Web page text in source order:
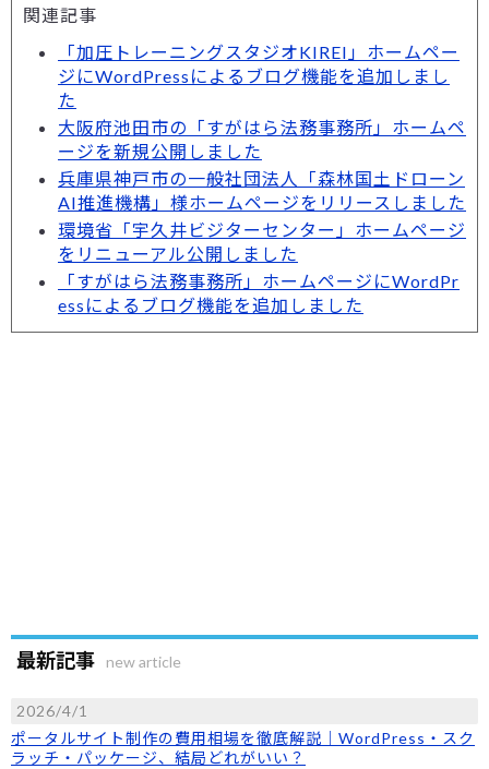
関連記事
「加圧トレーニングスタジオKIREI」ホームペー
ジにWordPressによるブログ機能を追加しまし
た
大阪府池田市の「すがはら法務事務所」ホームペ
ージを新規公開しました
兵庫県神戸市の一般社団法人「森林国土ドローン
AI推進機構」様ホームページをリリースしました
環境省「宇久井ビジターセンター」ホームページ
をリニューアル公開しました
「すがはら法務事務所」ホームページにWordPr
essによるブログ機能を追加しました
最新記事 new article
2026/4/1
ポータルサイト制作の費用相場を徹底解説｜WordPress・スク
ラッチ・パッケージ、結局どれがいい？